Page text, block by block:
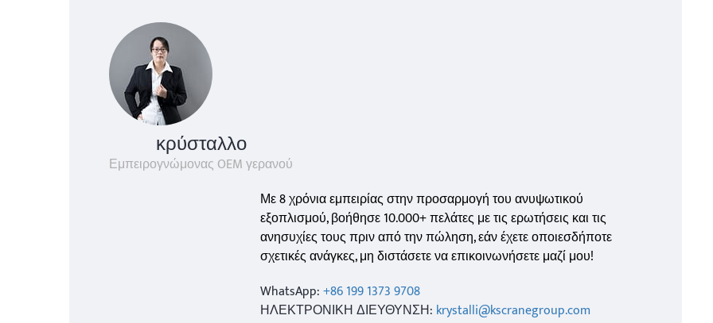
κρύσταλλο
Εμπειρογνώμονας OEM γερανού
Με 8 χρόνια εμπειρίας στην προσαρμογή του ανυψωτικού
εξοπλισμού, βοήθησε 10.000+ πελάτες με τις ερωτήσεις και τις
ανησυχίες τους πριν από την πώληση, εάν έχετε οποιεσδήποτε
σχετικές ανάγκες, μη διστάσετε να επικοινωνήσετε μαζί μου!
WhatsApp:+86 199 1373 9708
ΗΛΕΚΤΡΟΝΙΚΗ ΔΙΕΥΘΥΝΣΗ: krystalli@kscranegroup.com